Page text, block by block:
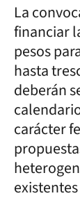
La
financiar
pesos
hasta
deberán
carácter